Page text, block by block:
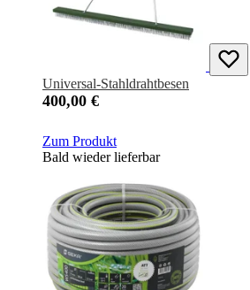
Universal-Stahldrahtbesen
400,00 €
Zum Produkt
Bald wieder lieferbar